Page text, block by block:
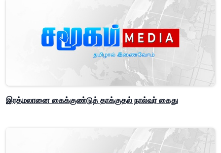
இரத்மலானை கைக்குண்டுத் தாக்குதல் நால்வர் கைது